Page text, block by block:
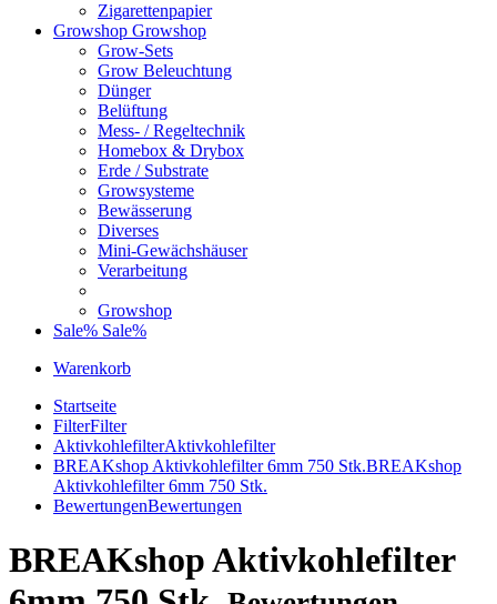
Zigarettenpapier
Growshop Growshop
Grow-Sets
Grow Beleuchtung
Dünger
Belüftung
Mess- / Regeltechnik
Homebox & Drybox
Erde / Substrate
Growsysteme
Bewässerung
Diverses
Mini-Gewächshäuser
Verarbeitung
Growshop
Sale% Sale%
Warenkorb
Startseite
FilterFilter
AktivkohlefilterAktivkohlefilter
BREAKshop Aktivkohlefilter 6mm 750 Stk.BREAKshop
Aktivkohlefilter 6mm 750 Stk.
BewertungenBewertungen
BREAKshop Aktivkohlefilter